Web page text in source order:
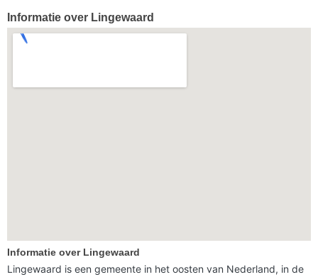
Informatie over Lingewaard
Informatie over Lingewaard
Lingewaard is een gemeente in het oosten van Nederland, in de